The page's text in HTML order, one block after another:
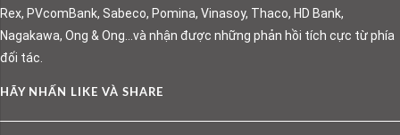
Rex, PVcomBank, Sabeco, Pomina, Vinasoy, Thaco, HD Bank,
Nagakawa, Ong & Ong…và nhận được những phản hồi tích cực từ phía
đối tác.
HÃY NHẤN LIKE VÀ SHARE